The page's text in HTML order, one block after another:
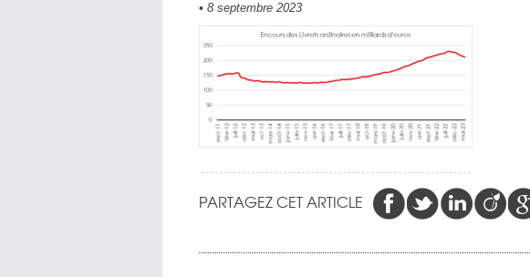
• 8 septembre 2023
PARTAGEZ CET ARTICLE